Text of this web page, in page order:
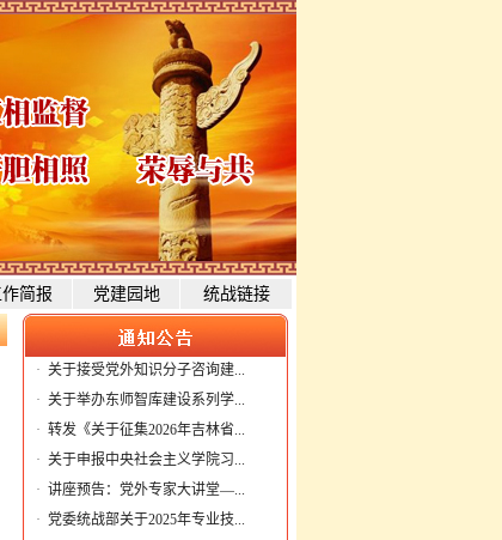
作简报 党建园地 统战链接
· 关于接受党外知识分子咨询建...
· 关于举办东师智库建设系列学...
· 转发《关于征集2026年吉林省...
· 关于申报中央社会主义学院习...
· 讲座预告：党外专家大讲堂—...
· 党委统战部关于2025年专业技...